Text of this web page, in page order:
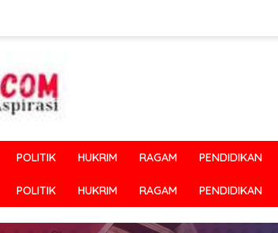
POLITIK HUKRIM RAGAM PENDIDIKAN
POLITIK HUKRIM RAGAM PENDIDIKAN